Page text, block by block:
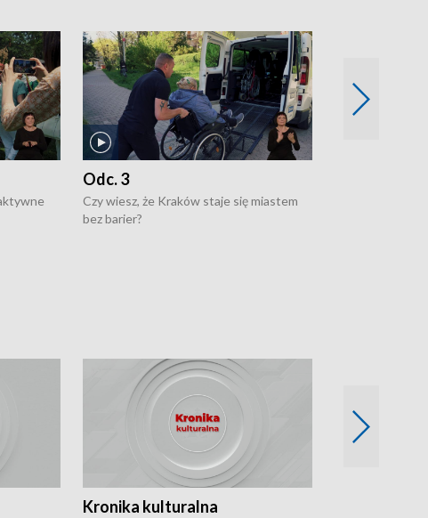
Odc. 3
Czy wiesz, że Kraków staje się miastem
bez barier?
Kronika kulturalna